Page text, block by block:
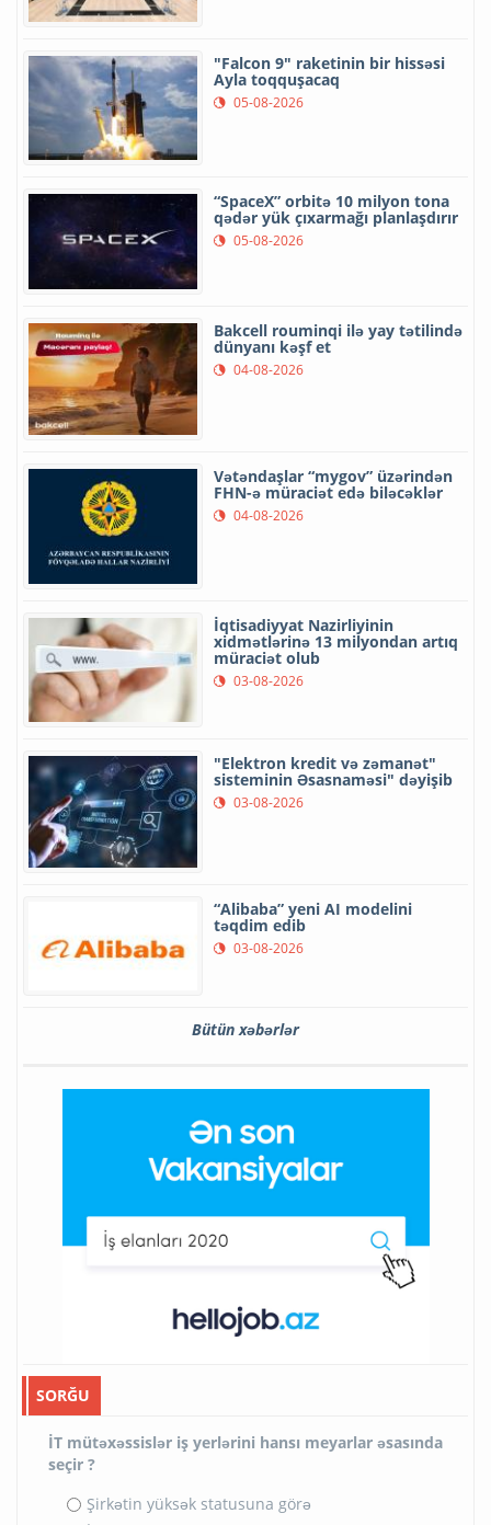
"Falcon 9" raketinin bir hissəsi
Ayla toqquşacaq
05-08-2026
“SpaceX” orbitə 10 milyon tona
qədər yük çıxarmağı planlaşdırır
05-08-2026
Bakcell rouminqi ilə yay tətilində
dünyanı kəşf et
04-08-2026
Vətəndaşlar “mygov” üzərindən
FHN-ə müraciət edə biləcəklər
04-08-2026
İqtisadiyyat Nazirliyinin
xidmətlərinə 13 milyondan artıq
müraciət olub
03-08-2026
"Elektron kredit və zəmanət"
sisteminin Əsasnaməsi" dəyişib
03-08-2026
“Alibaba” yeni AI modelini
təqdim edib
03-08-2026
Bütün xəbərlər
SORĞU
İT mütəxəssislər iş yerlərini hansı meyarlar əsasında
seçir ?
Şirkətin yüksək statusuna görə